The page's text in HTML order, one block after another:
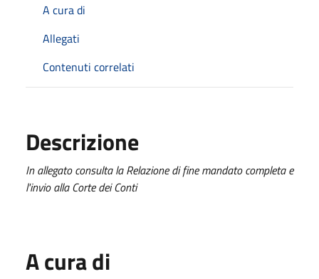
A cura di
Allegati
Contenuti correlati
Descrizione
In allegato consulta la Relazione di fine mandato completa e
l'invio alla Corte dei Conti
A cura di